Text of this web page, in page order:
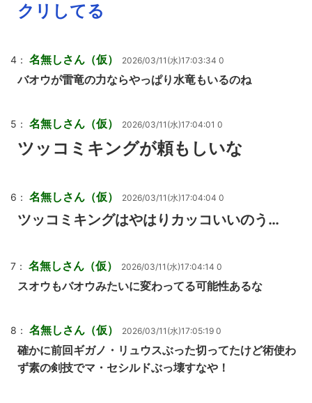
クリしてる
4： 名無しさん（仮） 2026/03/11(水)17:03:34 0
バオウが雷竜の力ならやっぱり水竜もいるのね
5： 名無しさん（仮） 2026/03/11(水)17:04:01 0
ツッコミキングが頼もしいな
6： 名無しさん（仮） 2026/03/11(水)17:04:04 0
ツッコミキングはやはりカッコいいのう…
7： 名無しさん（仮） 2026/03/11(水)17:04:14 0
スオウもバオウみたいに変わってる可能性あるな
8： 名無しさん（仮） 2026/03/11(水)17:05:19 0
確かに前回ギガノ・リュウスぶった切ってたけど術使わ
ず素の剣技でマ・セシルドぶっ壊すなや！